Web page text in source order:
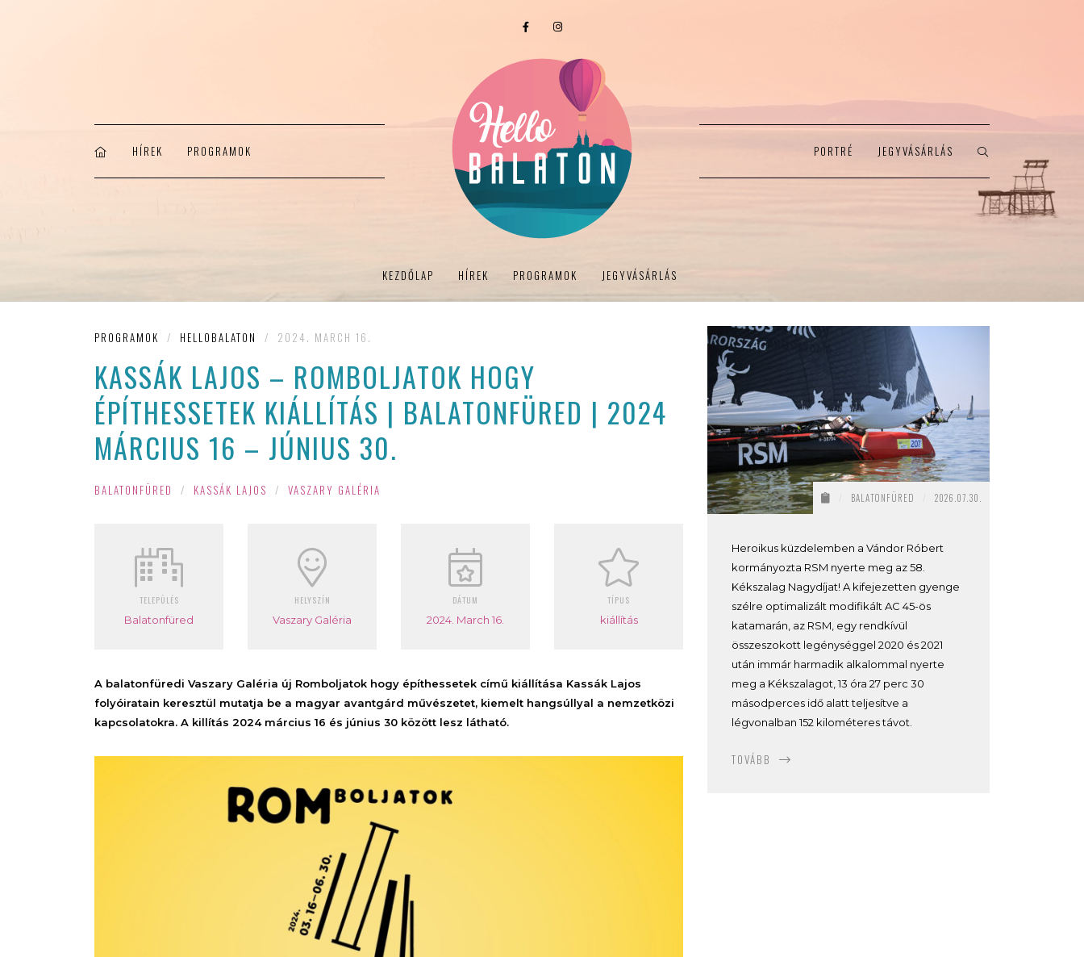
HÍREK PROGRAMOK PORTRÉ JEGYVÁSÁRLÁS
KEZDŐLAP HÍREK PROGRAMOK JEGYVÁSÁRLÁS
PROGRAMOK / HELLOBALATON / 2024. MARCH 16.
KASSÁK LAJOS – ROMBOLJATOK HOGY
ÉPÍTHESSETEK KIÁLLÍTÁS | BALATONFÜRED | 2024
MÁRCIUS 16 – JÚNIUS 30.
BALATONFÜRED / KASSÁK LAJOS / VASZARY GALÉRIA
TELEPÜLÉS
Balatonfüred
HELYSZÍN
Vaszary Galéria
DÁTUM
2024. March 16.
TÍPUS
kiállítás
A balatonfüredi Vaszary Galéria új Romboljatok hogy építhessetek című kiállítása Kassák Lajos
folyóiratain keresztül mutatja be a magyar avantgárd művészetet, kiemelt hangsúllyal a nemzetközi
kapcsolatokra. A killítás 2024 március 16 és június 30 között lesz látható.
BALATONFÜRED 2026.07.30.
Heroikus küzdelemben a Vándor Róbert
kormányozta RSM nyerte meg az 58.
Kékszalag Nagydíjat! A kifejezetten gyenge
szélre optimalizált modifikált AC 45-ös
katamarán, az RSM, egy rendkívül
összeszokott legénységgel 2020 és 2021
után immár harmadik alkalommal nyerte
meg a Kékszalagot, 13 óra 27 perc 30
másodperces idő alatt teljesítve a
légvonalban 152 kilométeres távot.
TOVÁBB